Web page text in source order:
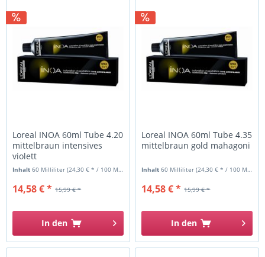
Loreal INOA 60ml Tube 4.20
mittelbraun intensives
violett
Inhalt60 Milliliter(24,30 € * / 100 Milliliter)
15,99 € *
14,58 € *
In den
Loreal INOA 60ml Tube 4.35
mittelbraun gold mahagoni
Inhalt60 Milliliter(24,30 € * / 100 Milliliter)
15,99 € *
14,58 € *
In den